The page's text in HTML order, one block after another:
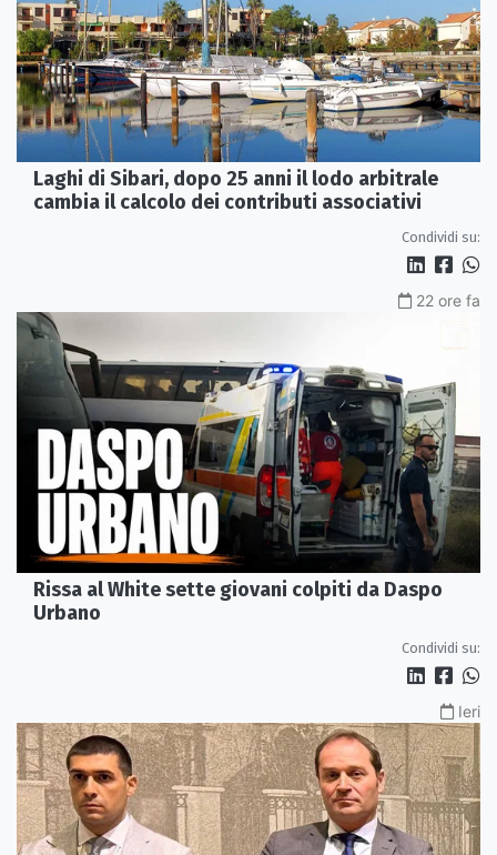
Laghi di Sibari, dopo 25 anni il lodo arbitrale
cambia il calcolo dei contributi associativi
Condividi su:
22 ore fa
Rissa al White sette giovani colpiti da Daspo
Urbano
Condividi su:
Ieri